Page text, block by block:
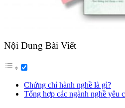
Nội Dung Bài Viết
Chứng chỉ hành nghề là gì?
Tổng hợp các ngành nghề yêu